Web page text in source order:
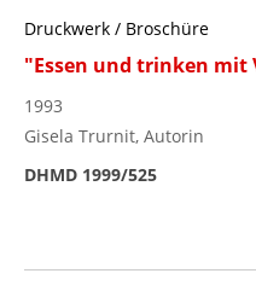
Druckwerk / Broschüre
"Essen und trinken mit
1993
Gisela Trurnit, Autorin
DHMD 1999/525